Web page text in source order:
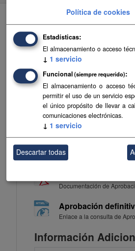
Sistematización SIPU de
Aprobación
Valleseco
Documentación de
Aprobación
Valleseco
Enlace a la consulta de
Aprobación
Sistematización FIP de
Aprobación
Sistematización SIPU de
Aprobación
Documentación de
Aprobación
Enlace a la consulta de
Información
Política de cookies
Estadísticas
El almacenamiento o acceso
↓ 1 servicio
Funcional (siempre requerido)
El almacenamiento o acceso
permitir el uso de un servicio
el único propósito de llevar a
comunicaciones electrónicas.
↓ 1 servicio
Descartar todas